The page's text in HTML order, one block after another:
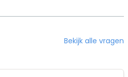
Bekijk alle vragen